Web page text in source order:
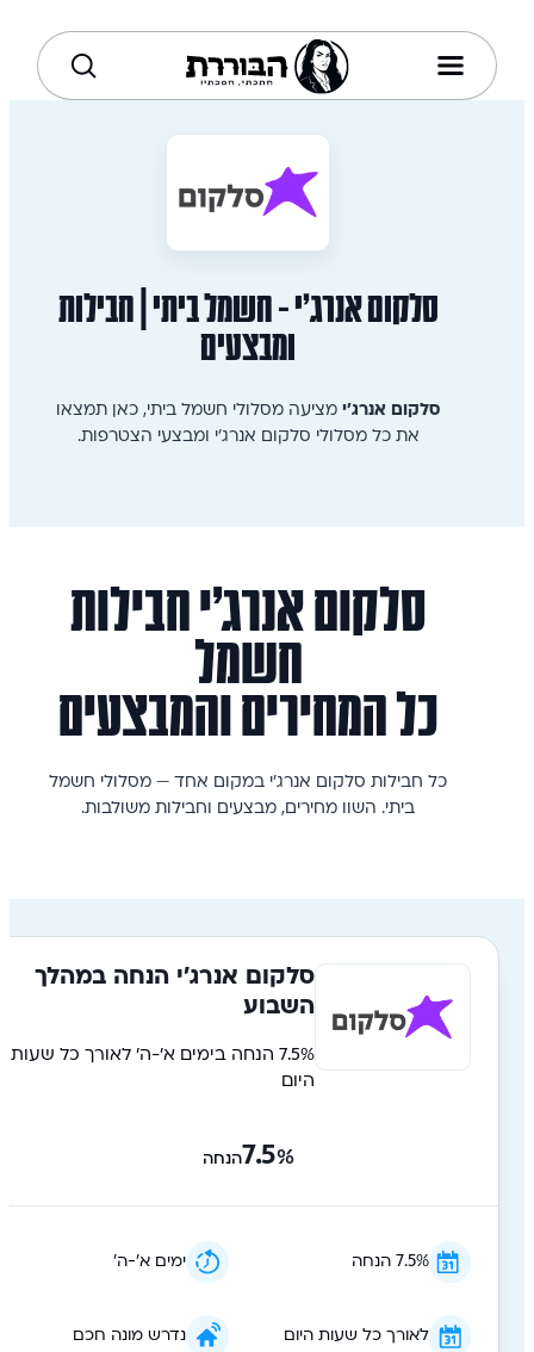
סלקום אנרג'י - חשמל ביתי | חבילות
ומבצעים
סלקום אנרג'י מציעה מסלולי חשמל ביתי, כאן תמצאו
את כל מסלולי סלקום אנרג'י ומבצעי הצטרפות.
סלקום אנרג'יחבילות
חשמל
כל המחירים והמבצעים
כל חבילות סלקום אנרג'י במקום אחד — מסלולי חשמל
ביתי. השוו מחירים, מבצעים וחבילות משולבות.
סלקום אנרג'י הנחה במהלך
השבוע
7.5% הנחה בימים א׳-ה׳ לאורך כל שעות
היום
7.5% הנחה
7.5% הנחה ימים א׳-ה׳
לאורך כל שעות היום נדרש מונה חכם